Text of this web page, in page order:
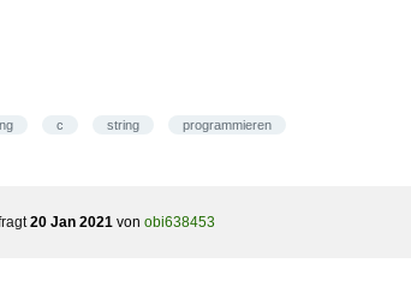
c string programmieren
20 Jan 2021 von obi638453